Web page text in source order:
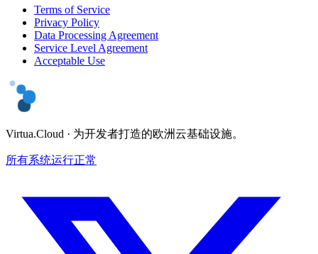
Terms of Service
Privacy Policy
Data Processing Agreement
Service Level Agreement
Acceptable Use
Virtua.Cloud · 为开发者打造的欧洲云基础设施。
所有系统运行正常